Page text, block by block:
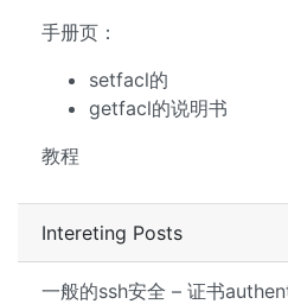
Intereting Posts
一般的ssh安全 – 证书
手册页：
setfacl的
getfacl的说明书
教程